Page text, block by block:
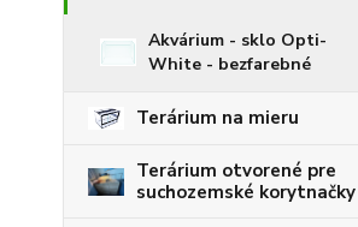
Akvárium - sklo Opti-
White - bezfarebné
Terárium na mieru
Terárium otvorené pre
suchozemské korytnačky